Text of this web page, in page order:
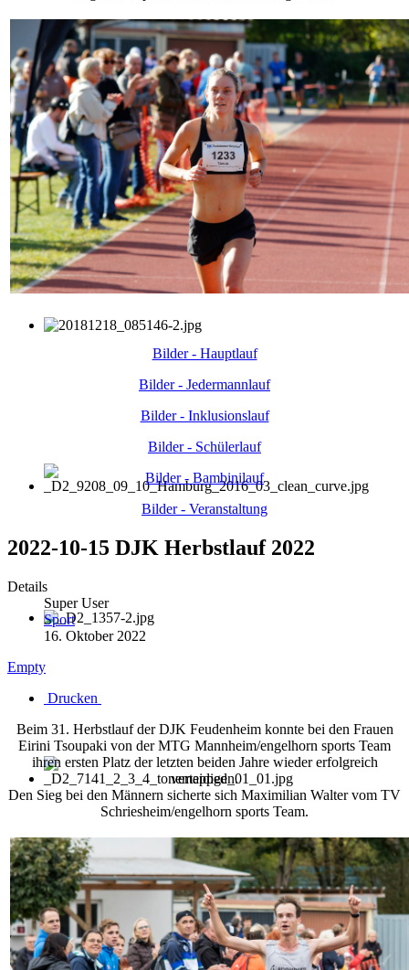
Bilder - Hauptlauf
Bilder - Jedermannlauf
Bilder - Inklusionslauf
Bilder - Schülerlauf
Bilder - Bambinilauf
Bilder - Veranstaltung
2022-10-15 DJK Herbstlauf 2022
Details
Super User
Sport
16. Oktober 2022
Empty
Drucken
Beim 31. Herbstlauf der DJK Feudenheim konnte bei den Frauen
Eirini Tsoupaki von der MTG Mannheim/engelhorn sports Team
ihren ersten Platz der letzten beiden Jahre wieder erfolgreich
verteidigen.
Den Sieg bei den Männern sicherte sich Maximilian Walter vom TV
Schriesheim/engelhorn sports Team.